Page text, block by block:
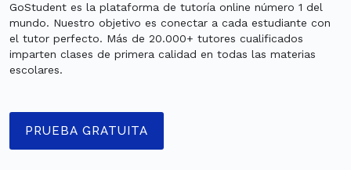
GoStudent es la plataforma de tutoría online número 1 del
mundo. Nuestro objetivo es conectar a cada estudiante con
el tutor perfecto. Más de 20.000+ tutores cualificados
imparten clases de primera calidad en todas las materias
escolares.
PRUEBA GRATUITA